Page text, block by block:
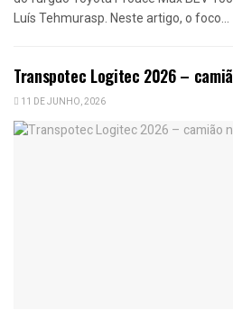
Luís Tehmurasp. Neste artigo, o foco...
Transpotec Logitec 2026 –
11 DE JUNHO, 2026